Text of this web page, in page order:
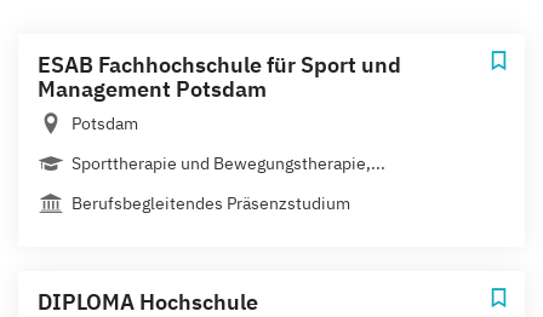
ESAB Fachhochschule für Sport und
Management Potsdam
Potsdam
Sporttherapie und Bewegungstherapie,...
Berufsbegleitendes Präsenzstudium
DIPLOMA Hochschule